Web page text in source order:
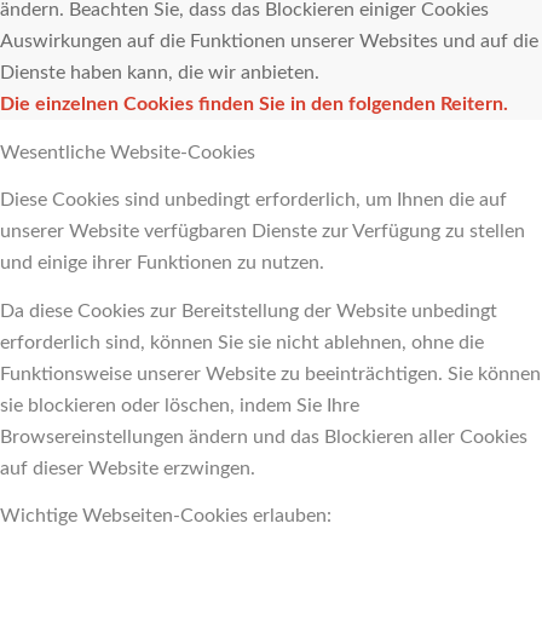
ändern. Beachten Sie, dass das Blockieren einiger Cookies
Auswirkungen auf die Funktionen unserer Websites und auf die
Dienste haben kann, die wir anbieten.
Die einzelnen Cookies finden Sie in den folgenden Reitern.
Wesentliche Website-Cookies
Diese Cookies sind unbedingt erforderlich, um Ihnen die auf
unserer Website verfügbaren Dienste zur Verfügung zu stellen
und einige ihrer Funktionen zu nutzen.
Da diese Cookies zur Bereitstellung der Website unbedingt
erforderlich sind, können Sie sie nicht ablehnen, ohne die
Funktionsweise unserer Website zu beeinträchtigen. Sie können
sie blockieren oder löschen, indem Sie Ihre
Browsereinstellungen ändern und das Blockieren aller Cookies
auf dieser Website erzwingen.
Wichtige Webseiten-Cookies erlauben: